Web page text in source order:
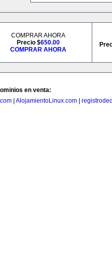
COMPRAR AHORA
Precio $650.00
COMPRAR AHORA
en venta:
AlojamientoLinux.com